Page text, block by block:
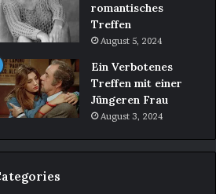
romantisches
Treffen
August 5, 2024
Ein Verbotenes
Treffen mit einer
Jüngeren Frau
August 3, 2024